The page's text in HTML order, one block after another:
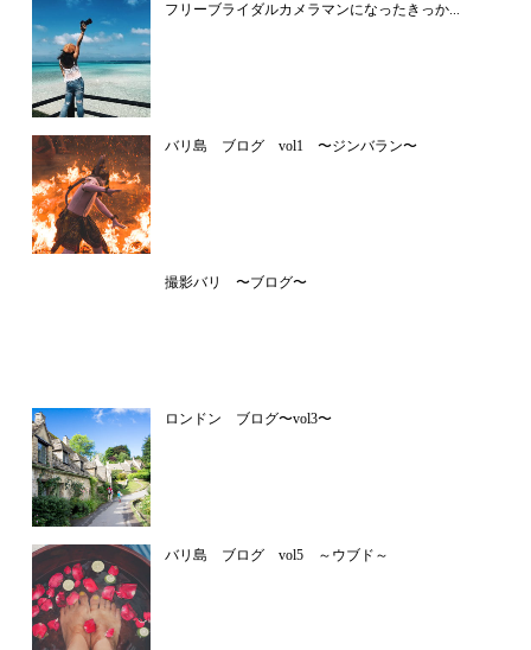
フリーブライダルカメラマンになったきっか...
バリ島 ブログ vol1 〜ジンバラン〜
撮影バリ 〜ブログ〜
ロンドン ブログ〜vol3〜
バリ島 ブログ vol5 ～ウブド～